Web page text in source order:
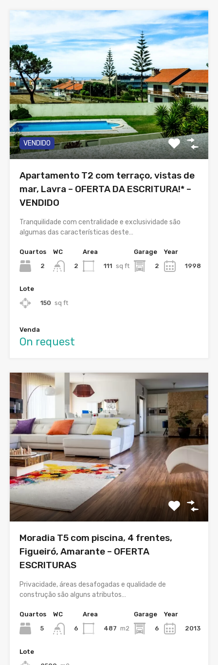
VENDIDO
Apartamento T2 com terraço, vistas de
mar, Lavra – OFERTA DA ESCRITURA!* –
VENDIDO
Tranquilidade com centralidade e exclusividade são
algumas das características deste…
Quartos
2
WC
2
Area
111 sq ft
Garage
2
Year
1998
Lote
150 sq ft
Venda
On request
Moradia T5 com piscina, 4 frentes,
Figueiró, Amarante – OFERTA
ESCRITURAS
Privacidade, áreas desafogadas e qualidade de
construção são alguns atributos…
Quartos
5
WC
6
Area
487 m2
Garage
6
Year
2013
Lote